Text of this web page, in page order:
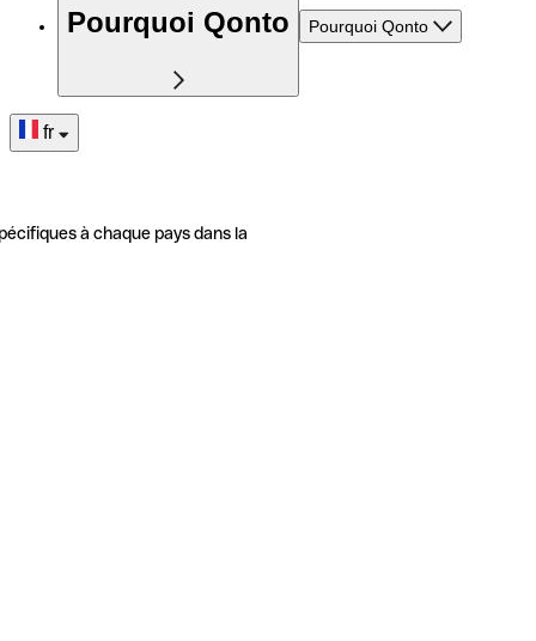
Pourquoi Qonto Pourquoi Qonto
fr
à chaque pays dans la